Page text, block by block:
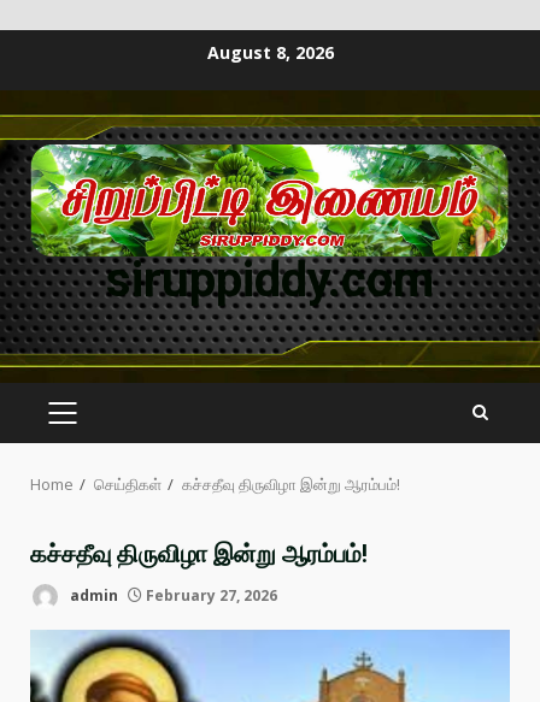
August 8, 2026
siruppiddy.com
Home செய்திகள் கச்சதீவு திருவிழா இன்று ஆரம்பம்!
கச்சதீவு திருவிழா இன்று ஆரம்பம்!
admin February 27, 2026